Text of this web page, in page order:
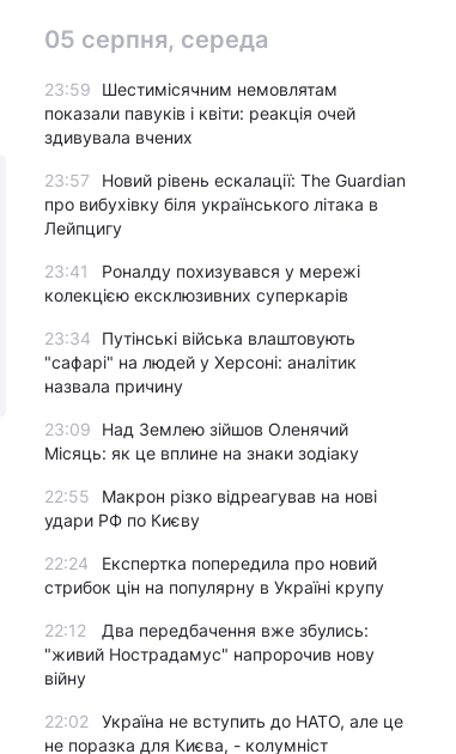
морем: що відомо про
тактику ворога під
час атаки БПЛА на дунайські порти
05 серпня, середа
23:59
Шестимісячним немовлятам
показали павуків і квіти: реакція очей
здивувала вчених
23:57
Новий рівень ескалації: The Guardian
про вибухівку біля українського літака в
Лейпцигу
23:41
Роналду похизувався у мережі
колекцією ексклюзивних суперкарів
23:34
Путінські війська влаштовують
"сафарі" на людей у Херсоні: аналітик
назвала причину
23:09
Над Землею зійшов Оленячий
Місяць: як це вплине на знаки зодіаку
22:55
Макрон різко відреагував на нові
удари РФ по Києву
22:24
Експертка попередила про новий
стрибок цін на популярну в Україні крупу
22:12
Два передбачення вже збулись:
"живий Нострадамус" напророчив нову
війну
22:02
Україна не вступить до НАТО, але це
не поразка для Києва, - колумніст